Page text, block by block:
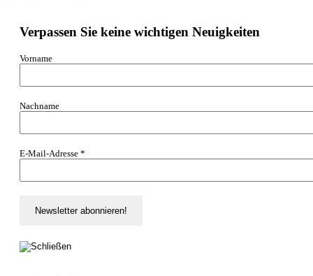
Verpassen Sie keine wichtigen Neuigkeiten
Vorname
Nachname
E-Mail-Adresse *